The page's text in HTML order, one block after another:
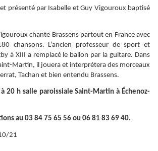
présenté par Isabelle et Guy Vigouroux baptisé
chante Brassens partout en France avec
chansons. L’ancien professeur de sport et
à XIII a remplacé le ballon par la guitare. Dans
Martin, il jouera et interprétera des morceaux
Tachan et bien entendu Brassens.
à 20 h salle paroissiale Saint-MartinàÉchenoz-
au 03 84 75 65 56 ou 06 81 83 69 40.
21